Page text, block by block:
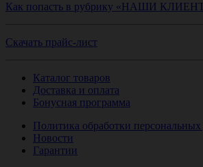
Как попасть в рубрику «НАШИ
Скачать прайс-лист
Каталог товаров
Доставка и оплата
Бонусная программа
Политика обработки
Новости
Гарантии